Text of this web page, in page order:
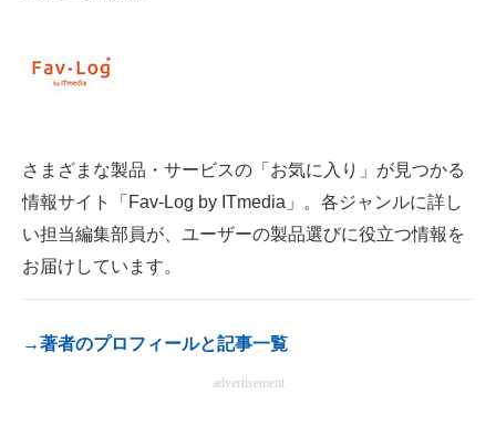
企業向けIT製品の総合サイト
モノづくり技術者専門サイト
エレクトロニクス専門サイト
エネルギーの専門メディア
建設×テクノロジーの最前線
さまざまな製品・サービスの「お気に入り」が見つかる
情報サイト「Fav-Log by ITmedia」。各ジャンルに詳し
い担当編集部員が、ユーザーの製品選びに役立つ情報を
お届けしています。
→著者のプロフィールと記事一覧
advertisement